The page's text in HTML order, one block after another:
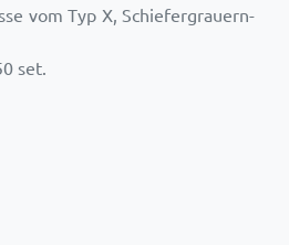
vom Typ X, Schiefergrauern-
set.